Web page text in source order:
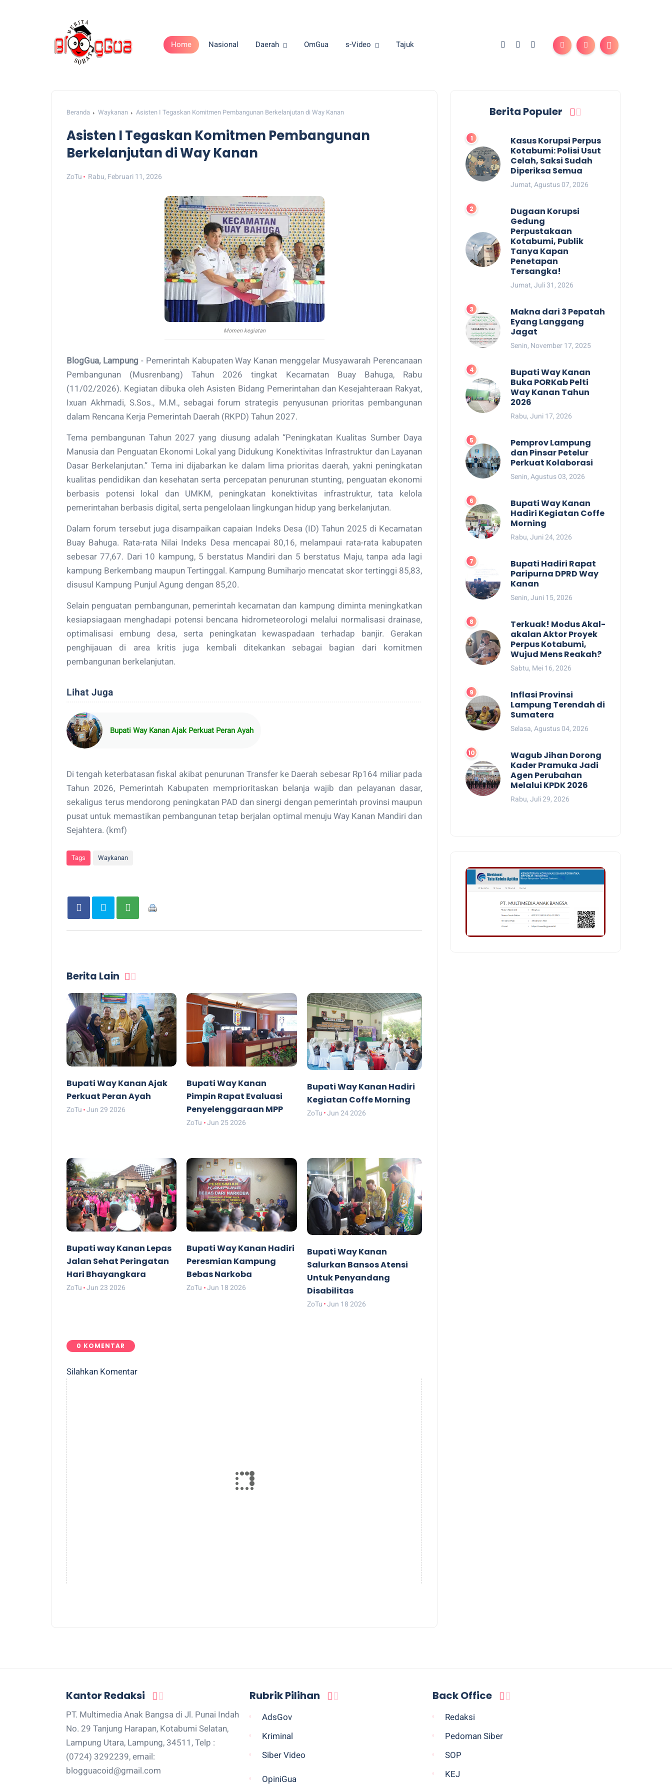
Home Nasional Daerah OmGua s-Video Tajuk
Beranda Waykanan Asisten I Tegaskan Komitmen Pembangunan Berkelanjutan di Way Kanan
Asisten I Tegaskan Komitmen Pembangunan
Berkelanjutan di Way Kanan
ZoTu Rabu, Februari 11, 2026
Momen kegiatan
BlogGua, Lampung - Pemerintah Kabupaten Way Kanan menggelar Musyawarah Perencanaan
Pembangunan (Musrenbang) Tahun 2026 tingkat Kecamatan Buay Bahuga, Rabu
(11/02/2026). Kegiatan dibuka oleh Asisten Bidang Pemerintahan dan Kesejahteraan Rakyat,
Ixuan Akhmadi, S.Sos., M.M., sebagai forum strategis penyusunan prioritas pembangunan
dalam Rencana Kerja Pemerintah Daerah (RKPD) Tahun 2027.
Tema pembangunan Tahun 2027 yang diusung adalah “Peningkatan Kualitas Sumber Daya
Manusia dan Penguatan Ekonomi Lokal yang Didukung Konektivitas Infrastruktur dan Layanan
Dasar Berkelanjutan.” Tema ini dijabarkan ke dalam lima prioritas daerah, yakni peningkatan
kualitas pendidikan dan kesehatan serta percepatan penurunan stunting, penguatan ekonomi
berbasis potensi lokal dan UMKM, peningkatan konektivitas infrastruktur, tata kelola
pemerintahan berbasis digital, serta pengelolaan lingkungan hidup yang berkelanjutan.
Dalam forum tersebut juga disampaikan capaian Indeks Desa (ID) Tahun 2025 di Kecamatan
Buay Bahuga. Rata-rata Nilai Indeks Desa mencapai 80,16, melampaui rata-rata kabupaten
sebesar 77,67. Dari 10 kampung, 5 berstatus Mandiri dan 5 berstatus Maju, tanpa ada lagi
kampung Berkembang maupun Tertinggal. Kampung Bumiharjo mencatat skor tertinggi 85,83,
disusul Kampung Punjul Agung dengan 85,20.
Selain penguatan pembangunan, pemerintah kecamatan dan kampung diminta meningkatkan
kesiapsiagaan menghadapi potensi bencana hidrometeorologi melalui normalisasi drainase,
optimalisasi embung desa, serta peningkatan kewaspadaan terhadap banjir. Gerakan
penghijauan di area kritis juga kembali ditekankan sebagai bagian dari komitmen
pembangunan berkelanjutan.
Lihat Juga
Bupati Way Kanan Ajak Perkuat Peran Ayah
Di tengah keterbatasan fiskal akibat penurunan Transfer ke Daerah sebesar Rp164 miliar pada
Tahun 2026, Pemerintah Kabupaten memprioritaskan belanja wajib dan pelayanan dasar,
sekaligus terus mendorong peningkatan PAD dan sinergi dengan pemerintah provinsi maupun
pusat untuk memastikan pembangunan tetap berjalan optimal menuju Way Kanan Mandiri dan
Sejahtera. (kmf)
Tags Waykanan
Berita Lain
Bupati Way Kanan Ajak
Perkuat Peran Ayah
ZoTu Jun 29 2026
Bupati Way Kanan
Pimpin Rapat Evaluasi
Penyelenggaraan MPP
ZoTu Jun 25 2026
Bupati Way Kanan Hadiri
Kegiatan Coffe Morning
ZoTu Jun 24 2026
Bupati way Kanan Lepas
Jalan Sehat Peringatan
Hari Bhayangkara
ZoTu Jun 23 2026
Bupati Way Kanan Hadiri
Peresmian Kampung
Bebas Narkoba
ZoTu Jun 18 2026
Bupati Way Kanan
Salurkan Bansos Atensi
Untuk Penyandang
Disabilitas
ZoTu Jun 18 2026
0 KOMENTAR
Silahkan Komentar
Berita Populer
Kasus Korupsi Perpus
Kotabumi: Polisi Usut
Celah, Saksi Sudah
Diperiksa Semua
Jumat, Agustus 07, 2026
Dugaan Korupsi
Gedung
Perpustakaan
Kotabumi, Publik
Tanya Kapan
Penetapan
Tersangka!
Jumat, Juli 31, 2026
Makna dari 3 Pepatah
Eyang Langgang
Jagat
Senin, November 17, 2025
Bupati Way Kanan
Buka PORKab Pelti
Way Kanan Tahun
2026
Rabu, Juni 17, 2026
Pemprov Lampung
dan Pinsar Petelur
Perkuat Kolaborasi
Senin, Agustus 03, 2026
Bupati Way Kanan
Hadiri Kegiatan Coffe
Morning
Rabu, Juni 24, 2026
Bupati Hadiri Rapat
Paripurna DPRD Way
Kanan
Senin, Juni 15, 2026
Terkuak! Modus Akal-
akalan Aktor Proyek
Perpus Kotabumi,
Wujud Mens Reakah?
Sabtu, Mei 16, 2026
Inflasi Provinsi
Lampung Terendah di
Sumatera
Selasa, Agustus 04, 2026
Wagub Jihan Dorong
Kader Pramuka Jadi
Agen Perubahan
Melalui KPDK 2026
Rabu, Juli 29, 2026
Kantor Redaksi
PT. Multimedia Anak Bangsa di Jl. Punai Indah
No. 29 Tanjung Harapan, Kotabumi Selatan,
Lampung Utara, Lampung, 34511, Telp :
(0724) 3292239, email:
blogguacoid@gmail.com
Rubrik Pilihan
AdsGov
Kriminal
Siber Video
OpiniGua
Back Office
Redaksi
Pedoman Siber
SOP
KEJ